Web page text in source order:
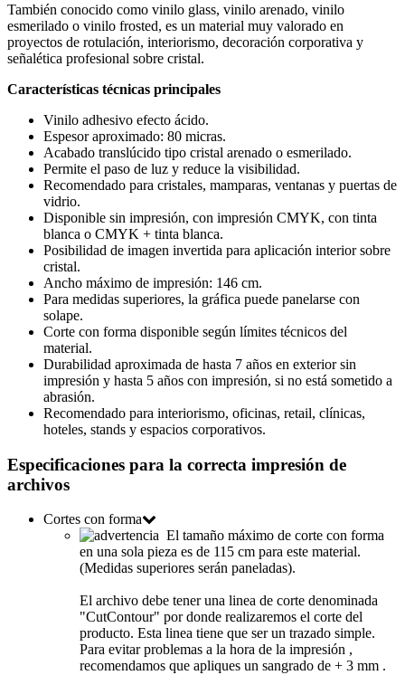
También conocido como vinilo glass, vinilo arenado, vinilo
esmerilado o vinilo frosted, es un material muy valorado en
proyectos de rotulación, interiorismo, decoración corporativa y
señalética profesional sobre cristal.
Características técnicas principales
Vinilo adhesivo efecto ácido.
Espesor aproximado: 80 micras.
Acabado translúcido tipo cristal arenado o esmerilado.
Permite el paso de luz y reduce la visibilidad.
Recomendado para cristales, mamparas, ventanas y puertas de
vidrio.
Disponible sin impresión, con impresión CMYK, con tinta
blanca o CMYK + tinta blanca.
Posibilidad de imagen invertida para aplicación interior sobre
cristal.
Ancho máximo de impresión: 146 cm.
Para medidas superiores, la gráfica puede panelarse con
solape.
Corte con forma disponible según límites técnicos del
material.
Durabilidad aproximada de hasta 7 años en exterior sin
impresión y hasta 5 años con impresión, si no está sometido a
abrasión.
Recomendado para interiorismo, oficinas, retail, clínicas,
hoteles, stands y espacios corporativos.
Especificaciones para la correcta impresión de
archivos
Cortes con forma
El tamaño máximo de corte con forma
en una sola pieza es de 115 cm para este material.
(Medidas superiores serán paneladas).
El archivo debe tener una linea de corte denominada
"CutContour" por donde realizaremos el corte del
producto. Esta linea tiene que ser un trazado simple.
Para evitar problemas a la hora de la impresión ,
recomendamos que apliques un sangrado de + 3 mm .